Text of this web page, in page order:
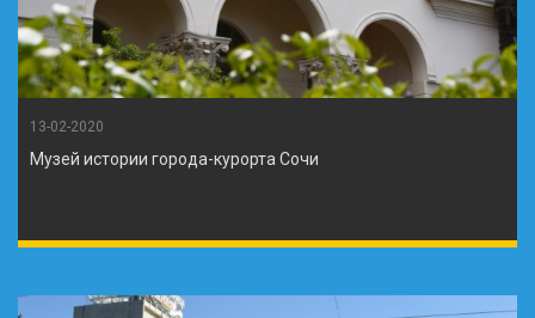
13-02-2020
Музей истории города-курорта Сочи